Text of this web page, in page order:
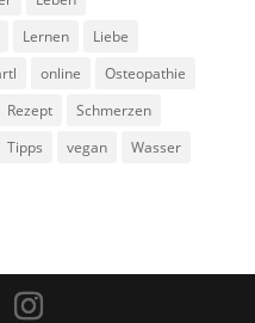
Lernen
Liebe
online
Osteopathie
Rezept
Schmerzen
Tipps vegan
Wasser